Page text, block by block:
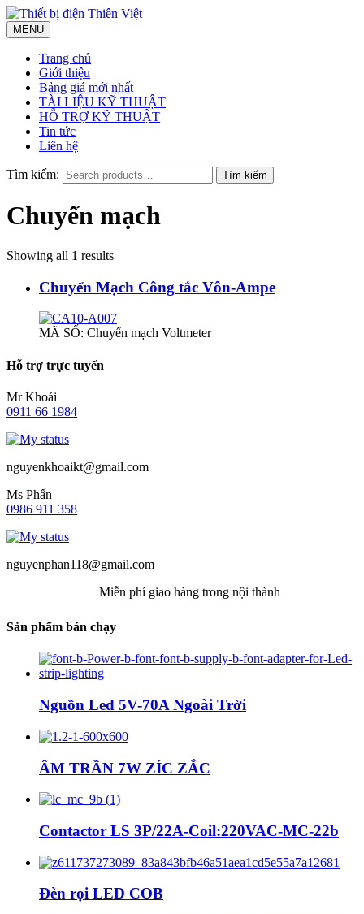
MENU
Trang chủ
Giới thiệu
Bảng giá mới nhất
TÀI LIỆU KỸ THUẬT
HỖ TRỢ KỸ THUẬT
Tin tức
Liên hệ
Tìm kiếm:
Chuyển mạch
Showing all 1 results
Chuyển Mạch Công tắc Vôn-Ampe
MÃ SỐ: Chuyển mạch Voltmeter
Hỗ trợ trực tuyến
Mr Khoái
0911 66 1984
nguyenkhoaikt@gmail.com
Ms Phấn
0986 911 358
nguyenphan118@gmail.com
Miễn phí giao hàng trong nội thành
Sản phẩm bán chạy
Nguồn Led 5V-70A Ngoài Trời
ÂM TRẦN 7W ZÍC ZẮC
Contactor LS 3P/22A-Coil:220VAC-MC-22b
Đèn rọi LED COB